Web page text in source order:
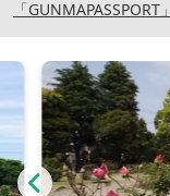
「
敷島公園門倉